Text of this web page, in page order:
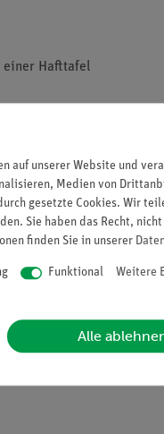
einer Hafttafel
auf unserer Website und
Medien von
gesetzte Cookies. Wir
Sie haben das Recht,
finden Sie in unserer
Funktional Weitere
Alle